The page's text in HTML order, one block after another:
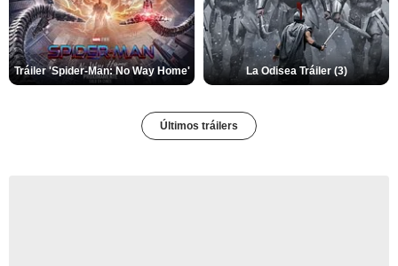
Tráiler 'Spider-Man: No Way Home' La Odisea Tráiler (3)
Últimos tráilers